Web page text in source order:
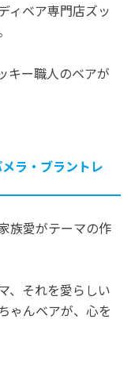
ィベア専門店ズッ
キー職人のベアが
ラ・ブラントレ
族愛がテーマの作
、それを愛らしい
ゃんベアが、心を